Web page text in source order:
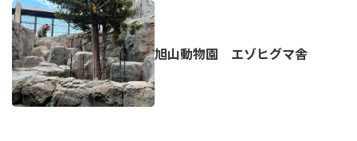
旭山動物園 エゾヒグマ舎